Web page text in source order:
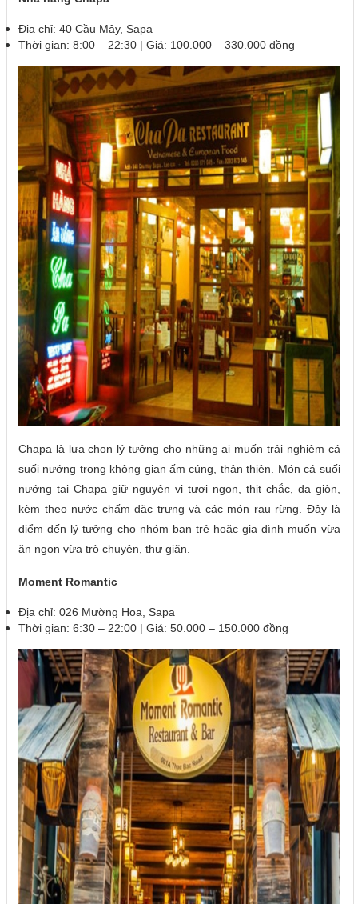
Địa chỉ: 40 Cầu Mây, Sapa
Thời gian: 8:00 – 22:30 | Giá: 100.000 – 330.000 đồng
Chapa là lựa chọn lý tưởng cho những ai muốn trải nghiệm cá
suối nướng trong không gian ấm cúng, thân thiện. Món cá suối
nướng tại Chapa giữ nguyên vị tươi ngon, thịt chắc, da giòn,
kèm theo nước chấm đặc trưng và các món rau rừng. Đây là
điểm đến lý tưởng cho nhóm bạn trẻ hoặc gia đình muốn vừa
ăn ngon vừa trò chuyện, thư giãn.
Moment Romantic
Địa chỉ: 026 Mường Hoa, Sapa
Thời gian: 6:30 – 22:00 | Giá: 50.000 – 150.000 đồng